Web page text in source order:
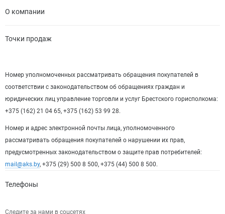
О компании
Точки продаж
Номер уполномоченных рассматривать обращения покупателей в
соответствии с законодательством об обращениях граждан и
юридических лиц управление торговли и услуг Брестского горисполкома:
+375 (162) 21 04 65, +375 (162) 53 99 28.
Номер и адрес электронной почты лица, уполномоченного
рассматривать обращения покупателей о нарушении их прав,
предусмотренных законодательством о защите прав потребителей:
mail@aks.by, +375 (29) 500 8 500, +375 (44) 500 8 500.
Телефоны
Следите за нами в соцсетях